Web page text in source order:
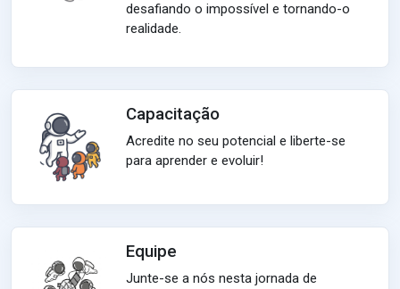
desafiando o impossível e tornando-o
realidade.
Capacitação
Acredite no seu potencial e liberte-se
para aprender e evoluir!
Equipe
Junte-se a nós nesta jornada de